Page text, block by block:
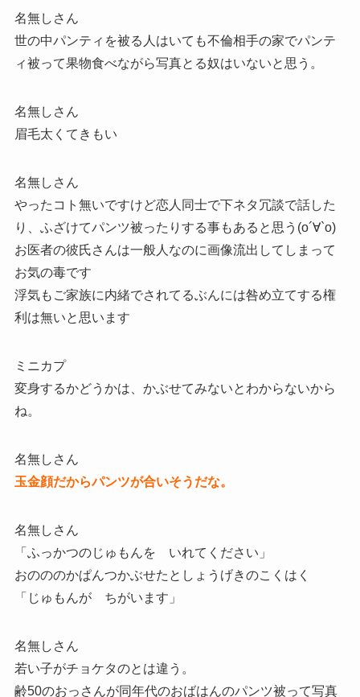
名無しさん
世の中パンティを被る人はいても不倫相手の家でパンテ
ィ被って果物食べながら写真とる奴はいないと思う。
名無しさん
眉毛太くてきもい
名無しさん
やったコト無いですけど恋人同士で下ネタ冗談で話した
り、ふざけてパンツ被ったりする事もあると思う(о´∀`о)
お医者の彼氏さんは一般人なのに画像流出してしまって
お気の毒です
浮気もご家族に内緒でされてるぶんには咎め立てする権
利は無いと思います
ミニカプ
変身するかどうかは、かぶせてみないとわからないから
ね。
名無しさん
玉金顔だからパンツが合いそうだな。
名無しさん
「ふっかつのじゅもんを いれてください」
おのののかぱんつかぶせたとしょうげきのこくはく
「じゅもんが ちがいます」
名無しさん
若い子がチョケタのとは違う。
齢50のおっさんが同年代のおばはんのパンツ被って写真